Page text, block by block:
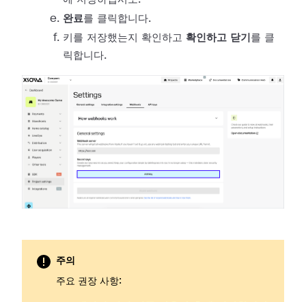
완료를 클릭합니다.
키를 저장했는지 확인하고 확인하고 닫기 를 클
릭합니다.
주의
주요 권장 사항: